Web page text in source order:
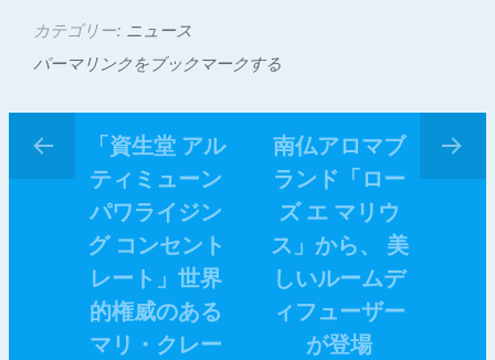
カテゴリー: ニュース
パーマリンクをブックマークする
「資生堂 アル
ティミューン
パワライジン
グ コンセント
レート」世界
的権威のある
マリ・クレー
南仏アロマブ
ランド「ロー
ズ エ マリウ
ス」から、 美
しいルームデ
ィフューザー
が登場